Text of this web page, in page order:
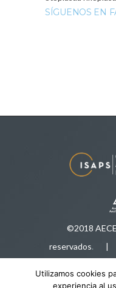
SÍGUENOS EN
©2018
reservados. | C/
Tfnos:91 575
Utilizamos cookies
experiencia al